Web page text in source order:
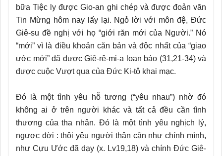
bữa Tiệc ly được Gio-an ghi chép và được đoản văn
Tin Mừng hôm nay lấy lại. Ngỏ lời với môn đệ, Đức
Giê-su đề nghị với họ “giới răn mới của Người.” Nó
“mới” vì là điều khoản căn bản và độc nhất của “giao
ước mới” đã được Giê-rê-mi-a loan báo (31,21-34) và
được cuộc Vượt qua của Đức Ki-tô khai mạc.
Đó là một tình yêu hỗ tương (“yêu nhau”) nhờ đó
không ai ở trên người khác và tất cả đều cần tình
thương của tha nhân. Đó là một tình yêu nghịch lý,
ngược đời : thôi yêu người thân cận như chính mình,
như Cựu Ước đã dạy (x. Lv19,18) và chính Đức Giê-